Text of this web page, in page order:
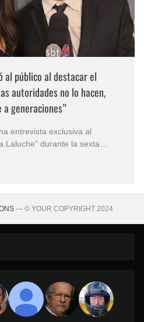
al público al destacar el
autoridades no lo hacen,
a generaciones”
entrevista exclusiva al
Laluche” durante la sexta
de Brasil. En medio del
— © YOUR COPYRIGHT 2024